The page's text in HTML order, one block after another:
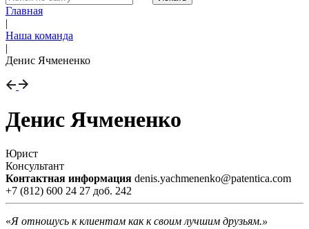
Главная
|
Наша команда
|
Денис Ячмененко
Денис Ячмененко
Юрист
Консультант
Контактная информация denis.yachmenenko@patentica.com
+7 (812) 600 24 27 доб. 242
«Я отношусь к клиентам как к своим лучшим друзьям.»